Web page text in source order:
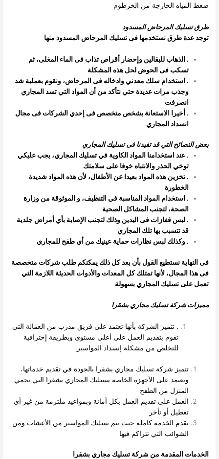
ضغط المياه الخارجة من الخرطوم
طرق تسليك المرحاض المسدود
توجد عدة طرق نستخدمها فى تسليك المرحاض المسدود منها
. الذهاب للبقالين وإحضار أقراص تذاب فى الماء المغلى، ثم
تسكب فى الحوض لحل هذه المشكلة
. استخدام سلك معدني وادخاله فى المرحاض، ونقوم بعملية شد
وجذب مرات عديدة حتي نتأكد من أن المواد التي تسد المجاري
انصرفت
. أخيرا الاستعانة بشخص متخصص فى إحدي الشركات فى مجال
انسداد المجاري
بعض النصائح التي قد تفيدنا فى تسليك المجاري
. عند استخدامنا المواد الكاوية في تسليك المجاري، يجب عليكي
توخي الحذر والانتباه خوفا على سلامتك
. تخزين هذه المواد بعيدا عن الأطفال، لأن هذه المواد شديدة
الخطورة
. استخدام المواد المناسبة في التنظيف، و الموثوقة من وزارة
الصحة، لتجنب المشاكل الصحية
. لبس قفازات فى اليدين وذلك لتجنب الإصابة بأي أمراض جلدية
قد تتسبب بها تلك المجاري
. وكذلك لبس نظارات حماية عينيك من أي طفح للمجاري
فى النهاية نستطيع القول بأن بعد كل ذلك يمكنكم طلب شركات متخصصة
فى هذا المجال، لأنها تمتلك كل المعدات والأدوات الحديثة اللازمة التي
تعملعلى تسليك المجاري بسهولة
مميزات شركة تسليك مجاري بشقرا
. تتميز الشركة بأنها تعتمد على فريق مدرب من العمالة التي
تقوم بتقديم العمل على أعلى مستوى وبطريقة إحترافية
للتخلص من مشكلة إنسداد المواسير
تتميز شركة تسليك مجاري بشقرا بالجودة في تقديم خدماتها،
وتعتمد على الأجهزة الخاصة بتسليك المجاري بشقرا التي تحمي
المنزل من الطفح
العمل على تقديم العمل بكل أمانة وبمواعيد ملتزمة من غير أي
تعطيل أو تأخر
تقدم الخدمة كاملة حيث يتم تسليك المواسير من الأعشاب ومن
الشوائب التي تتراكم فيها
الخدمات المقدمة من شركة تسليك مجاري بشقرا